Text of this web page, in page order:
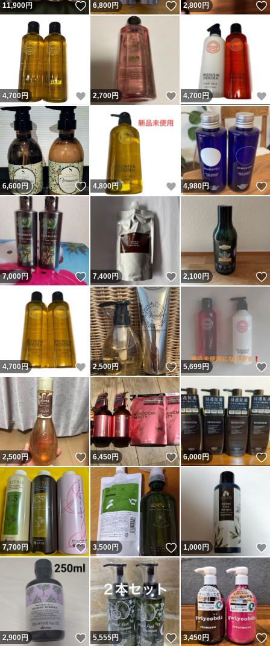
11,900円 いいね！
6,800円 いいね！
2,800円
4,700円 いいね！
2,700円 いいね！
4,700円
6,600円 いいね！
4,800円 いいね！
4,980円
7,000円 いいね！
7,400円 いいね！
2,100円
4,700円 いいね！
2,500円 いいね！
5,699円
2,500円 いいね！
6,450円 いいね！
6,000円
7,700円 いいね！
3,500円 いいね！
1,000円
2,900円 いいね！
5,555円 いいね！
3,450円